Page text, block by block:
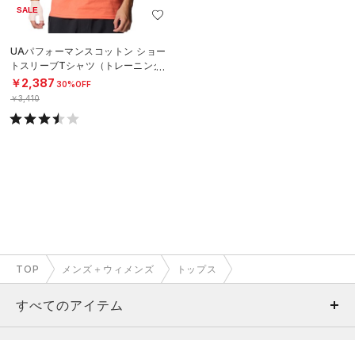
SALE
UAパフォーマンスコットン ショー
トスリーブTシャツ（トレーニング/
MEN）
￥2,387 30%OFF
￥3,410
TOP メンズ＋ウィメンズ トップス
すべてのアイテム